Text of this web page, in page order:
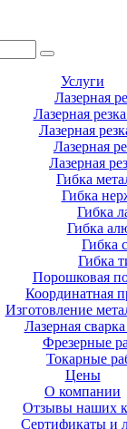
Услуги
Лазерная
Лазерная
Лазерная
Лазерная
Лазерная
Гибка
Гибка
Гибка
Гибка
Гибка
Гибка
Порошковая
Координатная
Изготовление
Лазерная
Фрезерные
Токарные
Цены
О компании
Отзывы наших
Сертификаты и